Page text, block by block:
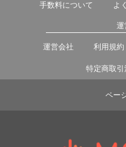
手数料について よ
運
運営会社 利用規約
特定商取
ペー